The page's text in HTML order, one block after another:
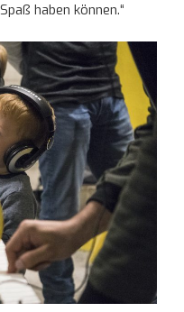
haben können.“